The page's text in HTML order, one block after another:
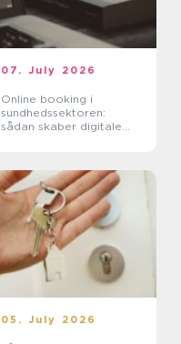
07. July 2026
Online booking i
sundhedssektoren:
sådan skaber digitale
05. July 2026